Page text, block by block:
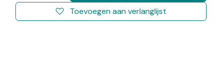
Toevoegen aan verlanglijst